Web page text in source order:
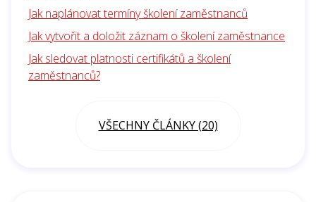
Jak naplánovat termíny školení zaměstnanců
Jak vytvořit a doložit záznam o školení zaměstnance
Jak sledovat platnosti certifikátů a školení
zaměstnanců?
VŠECHNY ČLÁNKY (20)